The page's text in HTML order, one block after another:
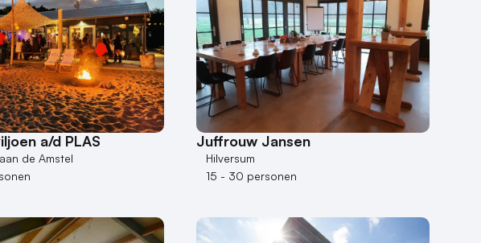
a/d PLAS
de Amstel
Juffrouw Jansen
Hilversum
15 - 30 personen